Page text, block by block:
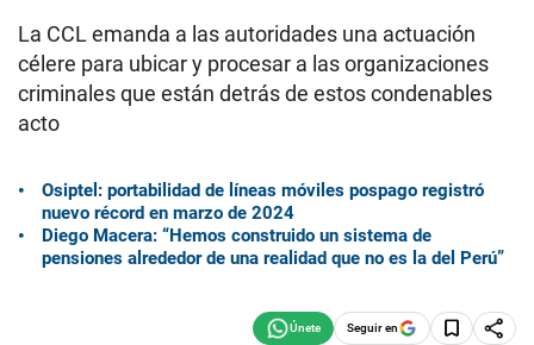
La CCL emanda a las autoridades una actuación
célere para ubicar y procesar a las organizaciones
criminales que están detrás de estos condenables
acto
Osiptel: portabilidad de líneas móviles pospago registró
nuevo récord en marzo de 2024
Diego Macera: “Hemos construido un sistema de
pensiones alrededor de una realidad que no es la del Perú”
Seguir en